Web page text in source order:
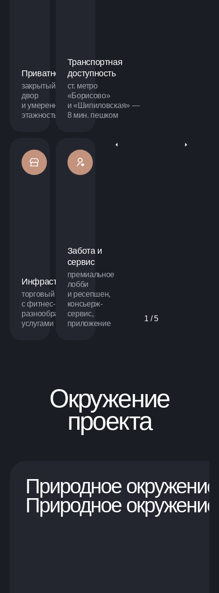
Приватность
закрытый
двор
и умеренная
этажность
Транспортная
доступность
ст. метро
«Борисово»
и «Шипиловская» —
8 мин. пешком
Инфраструктура
торговый центр
с фитнес-клубом и
разнообразными
услугами
Забота и
сервис
премиальное
лобби
и ресепшен,
консьерж-
сервис,
приложение
1 / 5
Окружение
проекта
Природное окружение
Природное окружение